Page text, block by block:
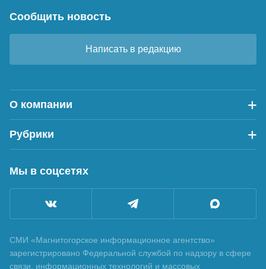
Сообщить новость
Написать в редакцию
О компании
Рубрики
Мы в соцсетях
СМИ «Магнитогорское информационное агентство»
зарегистрировано Федеральной службой по надзору в сфере
связи, информационных технологий и массовых